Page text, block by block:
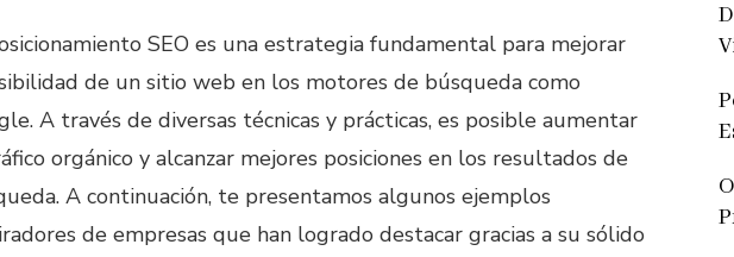
SEO es una estrategia fundamental para mejorar
de un sitio web en los motores de búsqueda como
A través de diversas técnicas y prácticas, es posible aumentar
orgánico y alcanzar mejores posiciones en los resultados de
A continuación, te presentamos algunos ejemplos
de empresas que han logrado destacar gracias a su sólido